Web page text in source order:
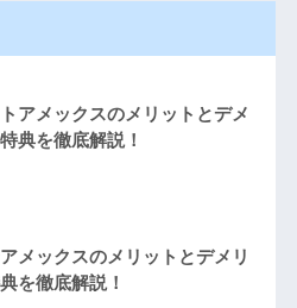
アメックスのメリットとデメ
典を徹底解説！
メックスのメリットとデメリ
を徹底解説！